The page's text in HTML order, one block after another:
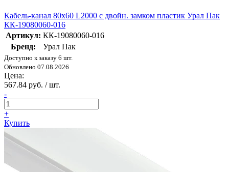
Кабель-канал 80х60 L2000 с двойн. замком пластик Урал Пак
КК-19080060-016
Артикул: КК-19080060-016
Бренд:
Урал Пак
Доступно к заказу 6 шт.
Обновлено 07.08.2026
Цена:
567.84 руб. / шт.
-
+
Купить